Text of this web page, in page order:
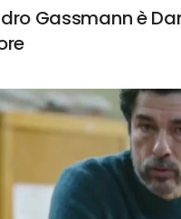
Gassmann è